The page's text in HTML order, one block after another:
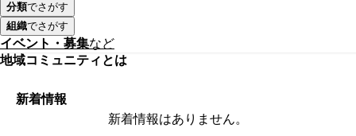
分類でさがす
組織でさがす
イベント・募集など
地域コミュニティとは
新着情報
新着情報はありません。